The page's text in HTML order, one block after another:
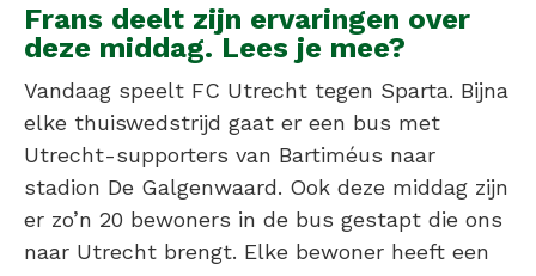
Frans deelt zijn ervaringen over
deze middag. Lees je mee?
Vandaag speelt FC Utrecht tegen Sparta. Bijna
elke thuiswedstrijd gaat er een bus met
Utrecht-supporters van Bartiméus naar
stadion De Galgenwaard. Ook deze middag zijn
er zo’n 20 bewoners in de bus gestapt die ons
naar Utrecht brengt. Elke bewoner heeft een